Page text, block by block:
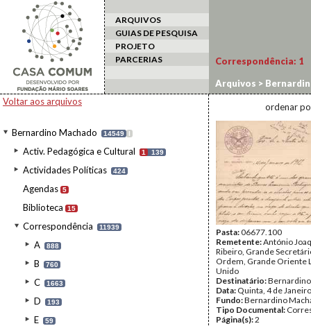
ARQUIVOS
GUIAS DE PESQUISA
PROJETO
PARCERIAS
Voltar aos arquivos
Bernardino Machado 14549 I
Activ. Pedagógica e Cultural 1 139
Actividades Políticas 424
Agendas 5
Biblioteca 15
Correspondência 11939
A 888
B 760
C 1663
D 193
E 59
Correspondência: 1
Arquivos >
ordenar
Pasta:06677.100
Remetente:António
Ribeiro, Grande
Ordem, Grande Oriente
Unido
Destinatário:
Data: Quinta, 4 de
Fundo:Bernardino
Tipo Documental:
Página(s):2